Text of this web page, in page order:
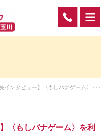
長インタビュー】〈もしバナゲーム〉･･･
〈もしバナゲーム〉を利